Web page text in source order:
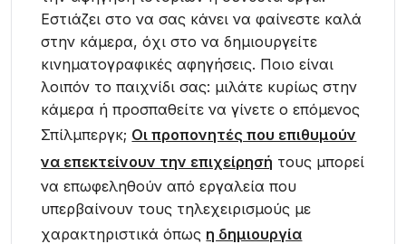
Εστιάζει στο να σας κάνει να φαίνεστε καλά
στην κάμερα, όχι στο να δημιουργείτε
κινηματογραφικές αφηγήσεις. Ποιο είναι
λοιπόν το παιχνίδι σας: μιλάτε κυρίως στην
κάμερα ή προσπαθείτε να γίνετε ο επόμενος
Σπίλμπεργκ; Οι προπονητές που επιθυμούν
να επεκτείνουν την επιχείρησή τους μπορεί
να επωφεληθούν από εργαλεία που
υπερβαίνουν τους τηλεχειρισμούς με
χαρακτηριστικά όπως η δημιουργία